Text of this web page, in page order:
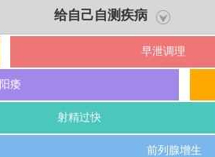
给自己自测疾病
早泄调理
阳痿
射精过快
前列腺增生